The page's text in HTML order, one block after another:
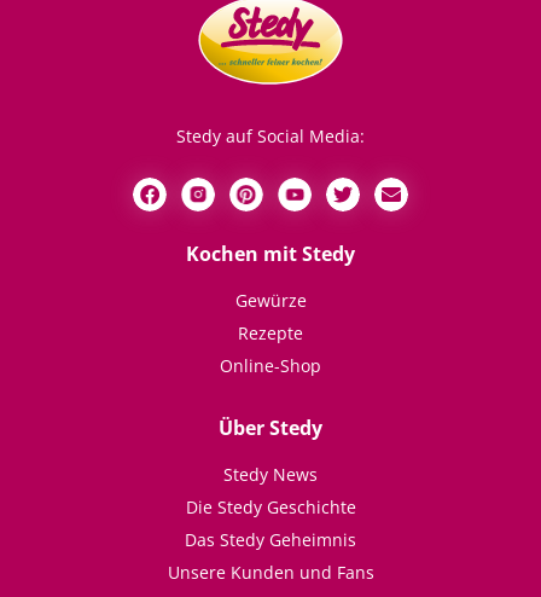
Stedy auf Social Media:
Kochen mit Stedy
Gewürze
Rezepte
Online-Shop
Über Stedy
Stedy News
Die Stedy Geschichte
Das Stedy Geheimnis
Unsere Kunden und Fans